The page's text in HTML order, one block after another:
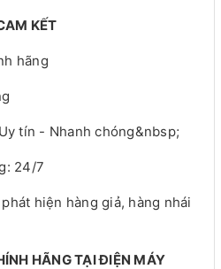
KẾT
hãng
tín - Nhanh chóng&nbsp;
24/7
hiện hàng giả, hàng nhái
HÃNG TẠI ĐIỆN MÁY